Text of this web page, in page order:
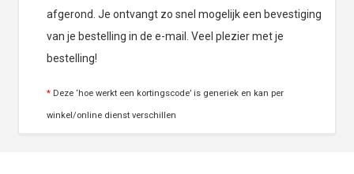
afgerond. Je ontvangt zo snel mogelijk een bevestiging
van je bestelling in de e-mail. Veel plezier met je
bestelling!
* Deze ‘hoe werkt een kortingscode’ is generiek en kan per
winkel/online dienst verschillen